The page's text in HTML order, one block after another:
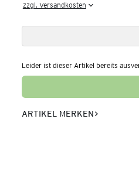
zzgl. Versandkosten
Leider ist dieser Artikel bereits
ARTIKEL MERKEN